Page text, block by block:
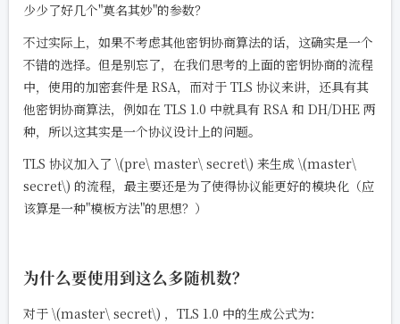
少少了好几个"莫名其妙"的参数？
不过实际上，如果不考虑其他密钥协商算法的话，这确实是一个
不错的选择。但是别忘了，在我们思考的上面的密钥协商的流程
中，使用的加密套件是 RSA，而对于 TLS 协议来讲，还具有其
他密钥协商算法，例如在 TLS 1.0 中就具有 RSA 和 DH/DHE 两
种，所以这其实是一个协议设计上的问题。
TLS 协议加入了 \(pre\ master\ secret\) 来生成 \(master\
secret\) 的流程，最主要还是为了使得协议能更好的模块化（应
该算是一种"模板方法"的思想？）
为什么要使用到这么多随机数？
对于 \(master\ secret\) ，TLS 1.0 中的生成公式为：